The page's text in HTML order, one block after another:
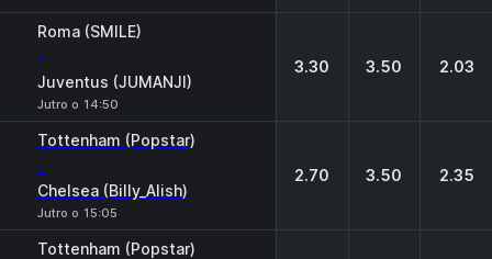
Roma (SMILE)
-
Juventus (JUMANJI)
Jutro o 14:50
3.30 3.50 2.03
Tottenham (Popstar)
-
Chelsea (Billy_Alish)
Jutro o 15:05
2.70 3.50 2.35
Tottenham (Popstar)